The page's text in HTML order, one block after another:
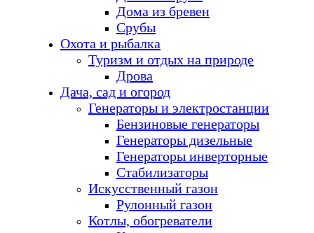
Дома из бревен
Срубы
Охота и рыбалка
Туризм и отдых на природе
Дрова
Дача, сад и огород
Генераторы и электростанции
Бензиновые генераторы
Генераторы дизельные
Генераторы инверторные
Стабилизаторы
Искусственный газон
Рулонный газон
Котлы, обогреватели